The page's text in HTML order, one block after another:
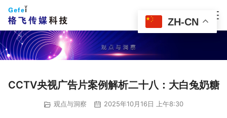
CCTV央视广告片案例解析二十八：大白兔奶糖
观点与洞察 2025年10月16日 上午8:30
ZH-CN